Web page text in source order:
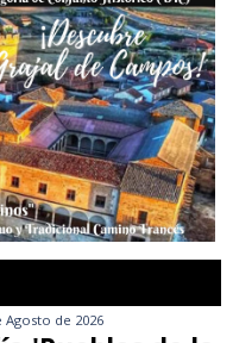
Agosto de 2026